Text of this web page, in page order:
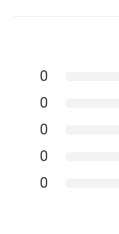
0
0
0
0
0